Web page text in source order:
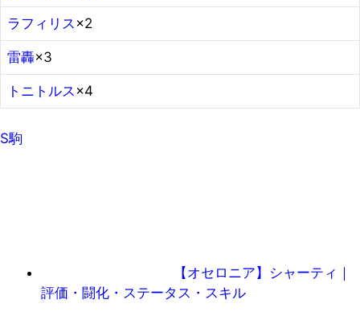
ラフィリス ×2
雷轟×3
トニトルス ×4
S駒
【オセロニア】シャーティ｜
評価・闘化・ステータス・スキル